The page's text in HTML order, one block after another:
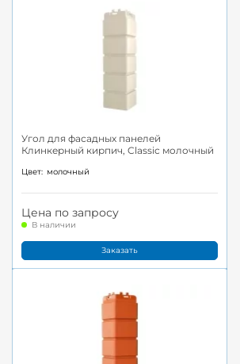
Угол для фасадных панелей
Клинкерный кирпич, Classic молочный
Цвет: молочный
Цена по запросу
В наличии
Заказать